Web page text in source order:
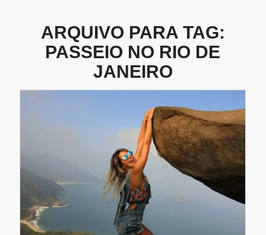
ARQUIVO PARA TAG:
PASSEIO NO RIO DE
JANEIRO